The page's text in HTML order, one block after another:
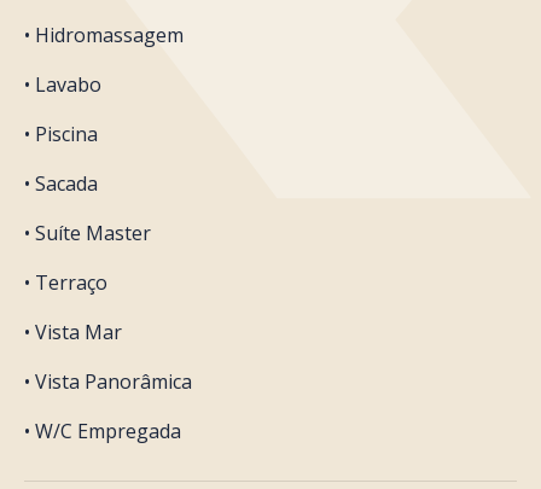
• Hidromassagem
• Lavabo
• Piscina
• Sacada
• Suíte Master
• Terraço
• Vista Mar
• Vista Panorâmica
• W/C Empregada